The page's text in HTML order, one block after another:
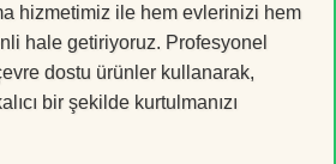
hizmetimiz ile hem evlerinizi hem
hale getiriyoruz. Profesyonel
dostu ürünler kullanarak,
bir şekilde kurtulmanızı